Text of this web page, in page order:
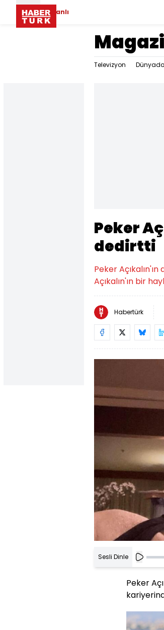
Canlı
Televizyon
Peker
dedirtti
Peker
Açıkalın'ın bir
Habertürk
Sesli Dinle
Peker